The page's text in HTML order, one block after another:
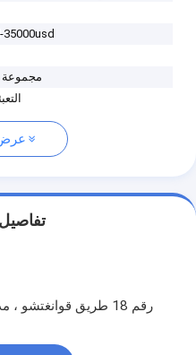
500
عرض
رقم 18 طريق